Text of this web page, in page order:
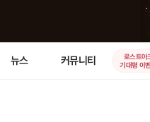
뉴스 커뮤니티
로스트아
기대평 이